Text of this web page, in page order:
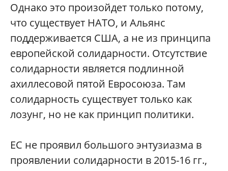
Однако это произойдет только потому,
что существует НАТО, и Альянс
поддерживается США, а не из принципа
европейской солидарности. Отсутствие
солидарности является подлинной
ахиллесовой пятой Евросоюза. Там
солидарность существует только как
лозунг, но не как принцип политики.
ЕС не проявил большого энтузиазма в
проявлении солидарности в 2015-16 гг.,